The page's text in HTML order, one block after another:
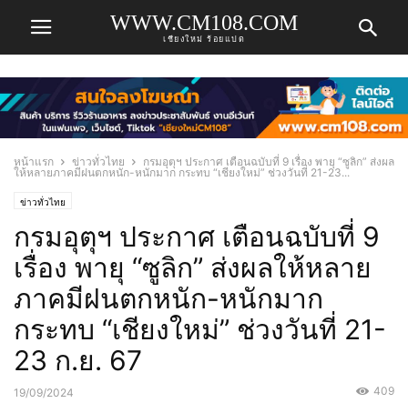
WWW.CM108.COM
เชียงใหม่ ร้อยแปด
หน้าแรก ข่าวทั่วไทย
กรมอุตุฯ ประกาศ เตือนฉบับที่ 9 เรื่อง พายุ “ซูลิก” ส่งผล
ให้หลายภาคมีฝนตกหนัก-หนักมาก กระทบ “เชียงใหม่” ช่วงวันที่ 21-23...
ข่าวทั่วไทย
กรมอุตุฯ ประกาศ เตือนฉบับที่ 9
เรื่อง พายุ “ซูลิก” ส่งผลให้หลาย
ภาคมีฝนตกหนัก-หนักมาก
กระทบ “เชียงใหม่” ช่วงวันที่ 21-
23 ก.ย. 67
19/09/2024 409